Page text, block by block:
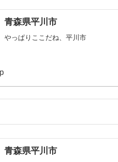
青森県平川市
やっぱりここだね、平川市
青森県平川市